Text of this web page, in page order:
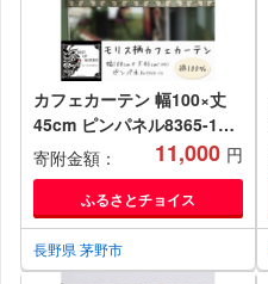
カフェカーテン 幅100×丈
45cm ピンパネル8365-16
Fabric by ベストオブモリ
ス【1640682】
寄附金額： 11,000 円
ふるさとチョイス
長野県 茅野市